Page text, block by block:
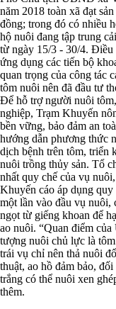
năm 2018 toàn xã đạt
đồng; trong đó có nhiều
hộ nuôi đang tập trung
từ ngày 15/3 - 30/4. Điều
ứng dụng các tiến bộ
quan trọng của công tác
tôm nuôi nên đã đầu tư
Để hỗ trợ người nuôi
nghiệp, Trạm Khuyến
bền vững, bảo đảm an
hướng dẫn phương thức
dịch bệnh trên tôm, triển
nuôi trồng thủy sản. Tổ
nhất quy chế của vụ
Khuyến cáo áp dụng
một lần vào đầu vụ nuôi,
ngọt từ giếng khoan để
ao nuôi. “Quan điểm
tượng nuôi chủ lực là
trái vụ chỉ nên thả nuôi
thuật, ao hồ đảm bảo,
trắng có thể nuôi xen
thêm.